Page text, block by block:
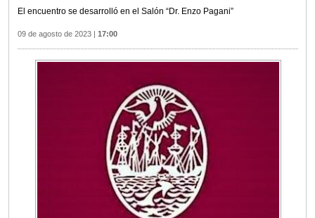
El encuentro se desarrolló en el Salón “Dr. Enzo Pagani”
09 de agosto de 2023 | 17:00